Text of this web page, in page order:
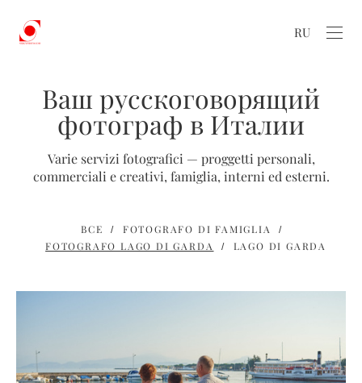
RU
Ваш русскоговорящий
фотограф в Италии
Varie servizi fotografici — proggetti personali,
commerciali e creativi, famiglia, interni ed esterni.
ВСЕ
FOTOGRAFO DI FAMIGLIA
FOTOGRAFO LAGO DI GARDA
LAGO DI GARDA